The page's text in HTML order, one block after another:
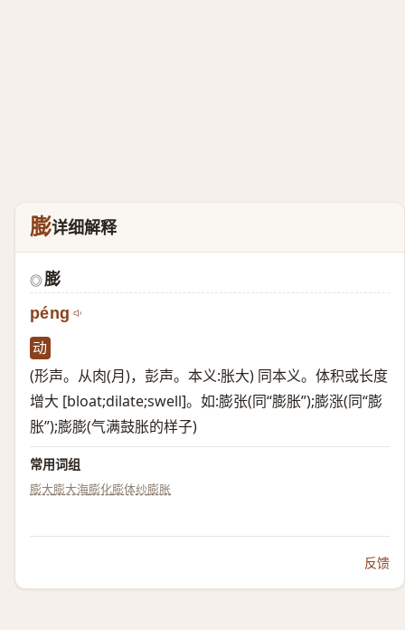
膨详细解释
◎ 膨
péng
动
(形声。从肉(月)，彭声。本义:胀大) 同本义。体积或长度
增大 [bloat;dilate;swell]。如:膨张(同“膨胀”);膨涨(同“膨
胀”);膨膨(气满鼓胀的样子)
常用词组
膨大膨大海膨化膨体纱膨胀
反馈